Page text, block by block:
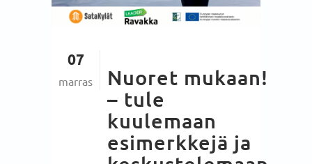
07
marras
Nuoret mukaan!
– tule
kuulemaan
esimerkkejä ja